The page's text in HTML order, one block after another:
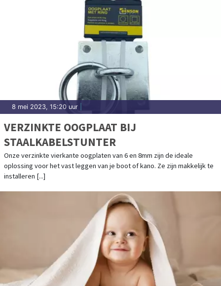
8 mei 2023, 15:20 uur
VERZINKTE OOGPLAAT BIJ
STAALKABELSTUNTER
Onze verzinkte vierkante oogplaten van 6 en 8mm zijn de ideale
oplossing voor het vast leggen van je boot of kano. Ze zijn makkelijk te
installeren [...]